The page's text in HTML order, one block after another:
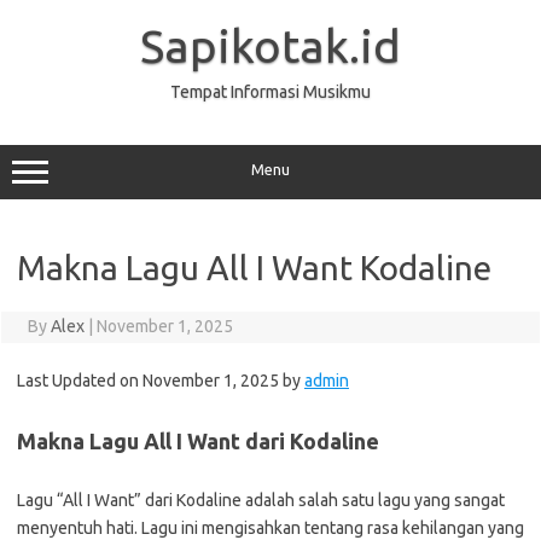
Sapikotak.id
Tempat Informasi Musikmu
Menu
Makna Lagu All I Want Kodaline
ByAlex November 1, 2025
Last Updated on November 1, 2025 byadmin
Makna Lagu All I Want dari Kodaline
Lagu “All I Want” dari Kodaline adalah salah satu lagu yang sangat
menyentuh hati. Lagu ini mengisahkan tentang rasa kehilangan yang